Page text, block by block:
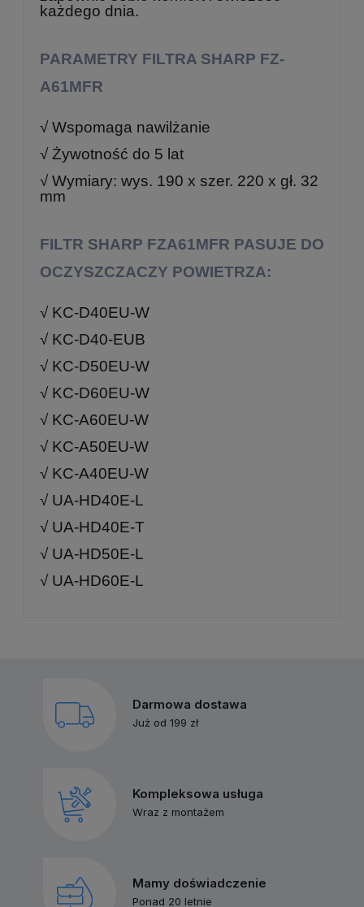
każdego dnia.
PARAMETRY FILTRA SHARP FZ-
A61MFR
√ Wspomaga nawilżanie
√ Żywotność do 5 lat
√ Wymiary: wys. 190 x szer. 220 x gł. 32
mm
FILTR SHARP FZA61MFR PASUJE DO
OCZYSZCZACZY POWIETRZA:
√ KC-D40EU-W
√ KC-D40-EUB
√ KC-D50EU-W
√ KC-D60EU-W
√ KC-A60EU-W
√ KC-A50EU-W
√ KC-A40EU-W
√ UA-HD40E-L
√ UA-HD40E-T
√ UA-HD50E-L
√ UA-HD60E-L
Darmowa dostawa
Już od 199 zł
Kompleksowa usługa
Wraz z montażem
Mamy doświadczenie
Ponad 20 letnie